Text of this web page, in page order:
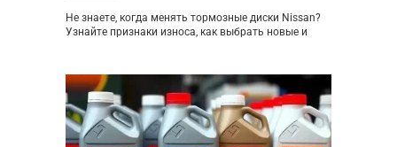
Не знаете, когда менять тормозные диски Nissan?
Узнайте признаки износа, как выбрать новые и